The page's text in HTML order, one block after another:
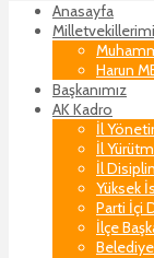
Anasayfa
Harun
Başkanımız
AK Kadro
İl
İl
İl
Yüksek
Parti İçi
İlçe
Belediye